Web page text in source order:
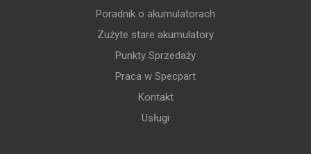
Poradnik o akumulatorach
Zużyte stare akumulatory
Punkty Sprzedaży
Praca w Specpart
Kontakt
Usługi